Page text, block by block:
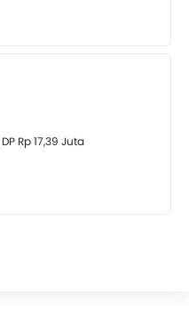
DP Rp 17,39 Juta